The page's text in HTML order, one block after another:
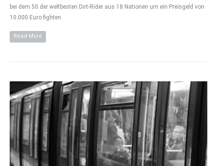
bei dem 50 der weltbesten Dirt-Rider aus 18 Nationen um ein Preisgeld von
10.000 Euro fighten.
Read More